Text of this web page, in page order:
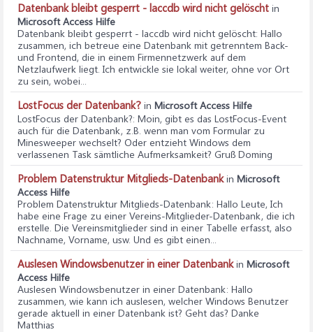
Datenbank bleibt gesperrt - laccdb wird nicht gelöscht in
Microsoft Access Hilfe
Datenbank bleibt gesperrt - laccdb wird nicht gelöscht: Hallo
zusammen, ich betreue eine Datenbank mit getrenntem Back-
und Frontend, die in einem Firmennetzwerk auf dem
Netzlaufwerk liegt. Ich entwickle sie lokal weiter, ohne vor Ort
zu sein, wobei...
LostFocus der Datenbank? in Microsoft Access Hilfe
LostFocus der Datenbank?: Moin, gibt es das LostFocus-Event
auch für die Datenbank, z.B. wenn man vom Formular zu
Minesweeper wechselt? Oder entzieht Windows dem
verlassenen Task sämtliche Aufmerksamkeit? Gruß Doming
Problem Datenstruktur Mitglieds-Datenbankin Microsoft
Access Hilfe
Problem Datenstruktur Mitglieds-Datenbank: Hallo Leute, Ich
habe eine Frage zu einer Vereins-Mitglieder-Datenbank, die ich
erstelle. Die Vereinsmitglieder sind in einer Tabelle erfasst, also
Nachname, Vorname, usw. Und es gibt einen...
Auslesen Windowsbenutzer in einer Datenbankin Microsoft
Access Hilfe
Auslesen Windowsbenutzer in einer Datenbank: Hallo
zusammen, wie kann ich auslesen, welcher Windows Benutzer
gerade aktuell in einer Datenbank ist? Geht das? Danke
Matthias